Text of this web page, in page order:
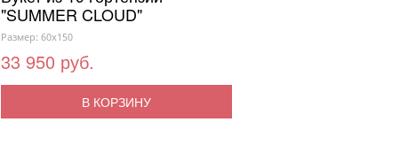
"SUMMER CLOUD"
Размер: 60x150
33 950 руб.
В КОРЗИНУ